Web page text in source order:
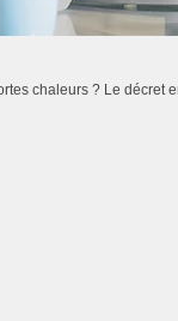
chaleurs ? Le